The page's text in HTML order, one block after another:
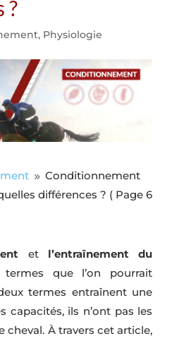
?
, Physiologie
9 Conditionnement
différences ? ( Page 6
et l’entraînement
du
que l’on pourrait
termes entraînent une
capacités, ils n’ont pas les
cheval. À travers cet article,